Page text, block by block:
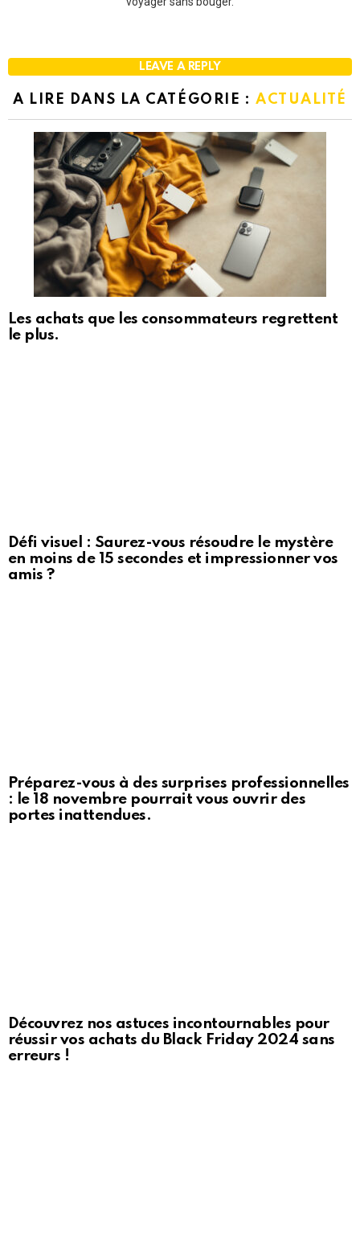
LEAVE A REPLY
A LIRE DANS LA CATÉGORIE : ACTUALITÉ
Les achats que les consommateurs regrettent
le plus.
Défi visuel : Saurez-vous résoudre le mystère
en moins de 15 secondes et impressionner vos
amis ?
Préparez-vous à des surprises professionnelles
: le 18 novembre pourrait vous ouvrir des
portes inattendues.
Découvrez nos astuces incontournables pour
réussir vos achats du Black Friday 2024 sans
erreurs !